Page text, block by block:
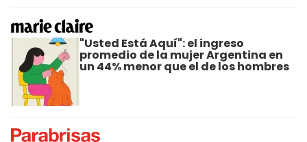
"Usted Está Aquí": el ingreso
promedio de la mujer Argentina en
un 44% menor que el de los hombres